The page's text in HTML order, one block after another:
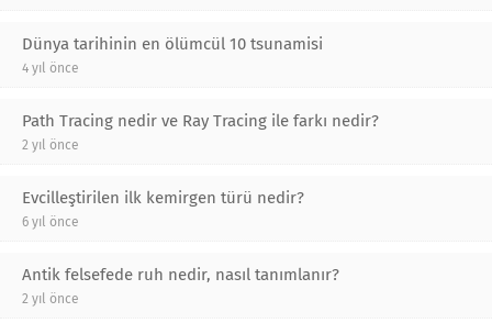
Dünya tarihinin en ölümcül 10 tsunamisi
4 yıl önce
Path Tracing nedir ve Ray Tracing ile farkı nedir?
2 yıl önce
Evcilleştirilen ilk kemirgen türü nedir?
6 yıl önce
Antik felsefede ruh nedir, nasıl tanımlanır?
2 yıl önce